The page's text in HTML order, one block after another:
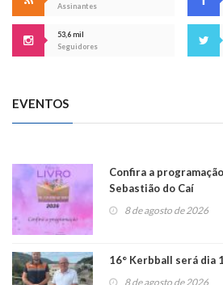
Assinantes
53,6 mil
Seguidores
EVENTOS
Confira a
Sebastião do Caí
8 de agosto de 2026
16° Kerbball será dia
8 de agosto de 2026